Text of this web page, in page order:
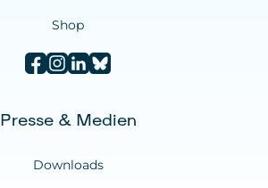
Shop
Presse & Medien
Downloads